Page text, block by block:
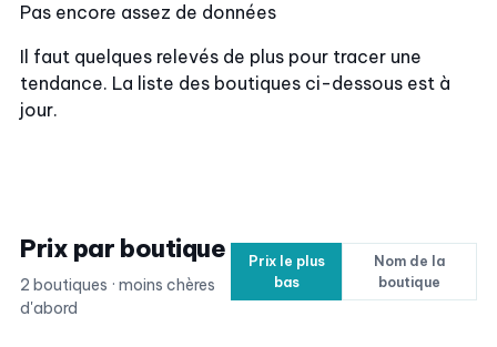
Pas encore assez de données
Il faut quelques relevés de plus pour tracer une
tendance. La liste des boutiques ci-dessous est à
jour.
Prix par boutique
2 boutiques · moins chères
d'abord
Prix le plus
bas
Nom de la
boutique